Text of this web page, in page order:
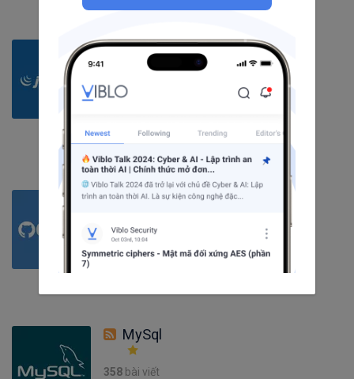
jQuery
232bài viết
Theo dõi
GitHub
13câu hỏi
333người theo dõi
MySql
358 bài viết